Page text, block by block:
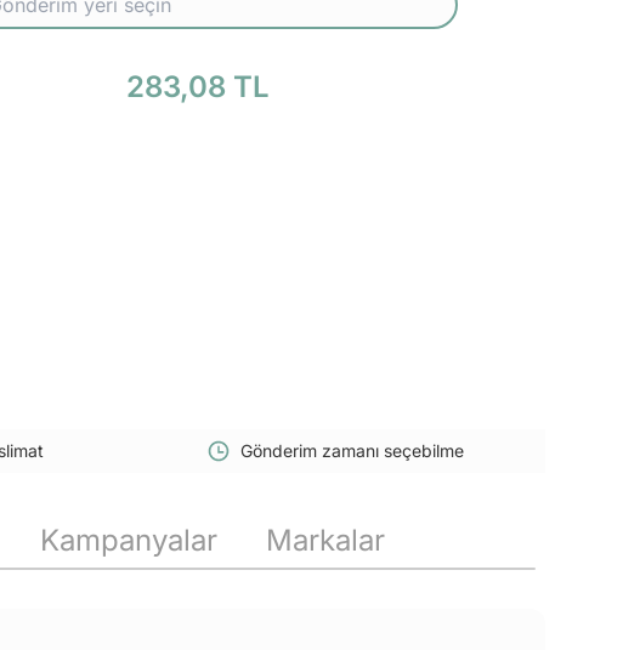
283,08 TL
Gönderim zamanı seçebilme
Kampanyalar Markalar